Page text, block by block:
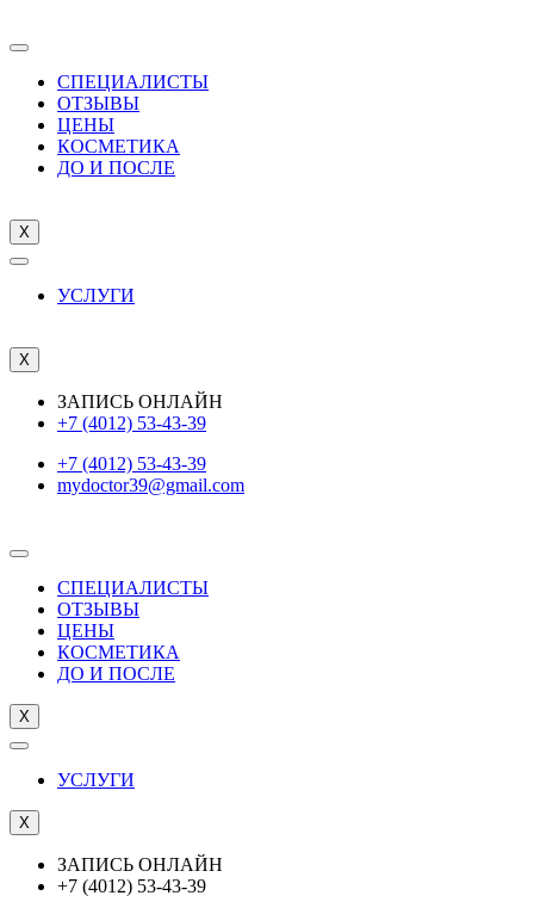
СПЕЦИАЛИСТЫ
ОТЗЫВЫ
ЦEНЫ
КОСМЕТИКА
ДО И ПОСЛЕ
X
УСЛУГИ
X
ЗАПИСЬ ОНЛАЙН
+7 (4012) 53-43-39
+7 (4012) 53-43-39
mydoctor39@gmail.com
СПЕЦИАЛИСТЫ
ОТЗЫВЫ
ЦEНЫ
КОСМЕТИКА
ДО И ПОСЛЕ
X
УСЛУГИ
X
ЗАПИСЬ ОНЛАЙН
+7 (4012) 53-43-39